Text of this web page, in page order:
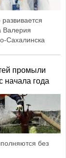
Валерия
Сахалинска
промыли
начала года
без